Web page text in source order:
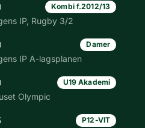
Kombi f.2012/13
IP, Rugby 3/2
Damer
IP A-lagsplanen
U19 Akademi
Olympic
P12-VIT